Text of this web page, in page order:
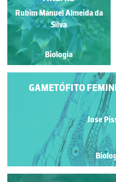
Jose Pissarra
Biologia
GAMETÓFITO
Jose
Rubim Manuel Almeida da
Silva
Biologia